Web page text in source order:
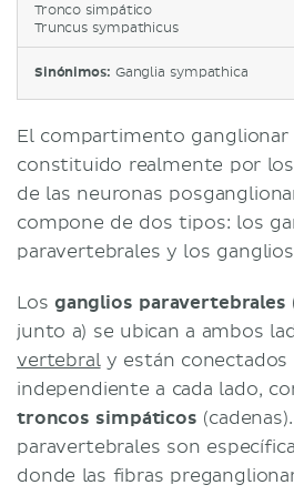
Tronco simpático
Truncus sympathicus
Sinónimos: Ganglia sympathica
El compartimento ganglionar
constituido realmente por
de las neuronas
compone de dos tipos: los
paravertebrales y los
Los ganglios paravertebrales
junto a) se ubican a ambos
vertebraly están conectados
independiente a cada lado,
troncos simpáticos
paravertebrales son
donde las fibras